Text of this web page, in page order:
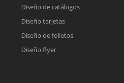
Diseño de catálogos
Diseño tarjetas
Diseño de folletos
Diseño flyer